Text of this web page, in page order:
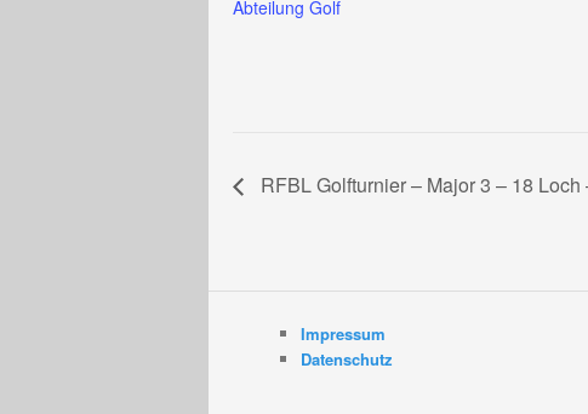
Abteilung Golf
RFBL Golfturnier – Major 3 – 18
Impressum
Datenschutz